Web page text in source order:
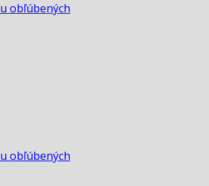
obľúbených
obľúbených